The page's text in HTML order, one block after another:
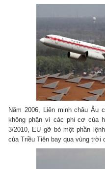
Năm 2006, Liên minh châu Âu
không phận vì các phi cơ của
3/2010, EU gỡ bỏ một phần
của Triều Tiên bay qua vùng trời